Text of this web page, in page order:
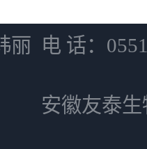
丽 电 话：
安徽友泰